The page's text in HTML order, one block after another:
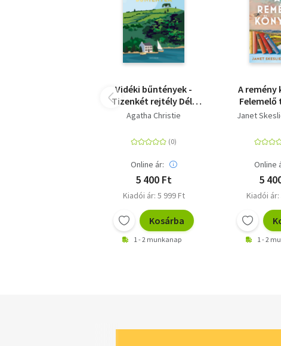
Vidéki bűntények -
Tizenkét rejtély Dél-
Angliából
Agatha Christie
Online ár:
5 400 Ft
Kiadói ár: 5 999 Ft
Kosárba
1 - 2 munkanap
A remény
könyvek
Janet
Online
5
Kiadói ár:
1 - 2